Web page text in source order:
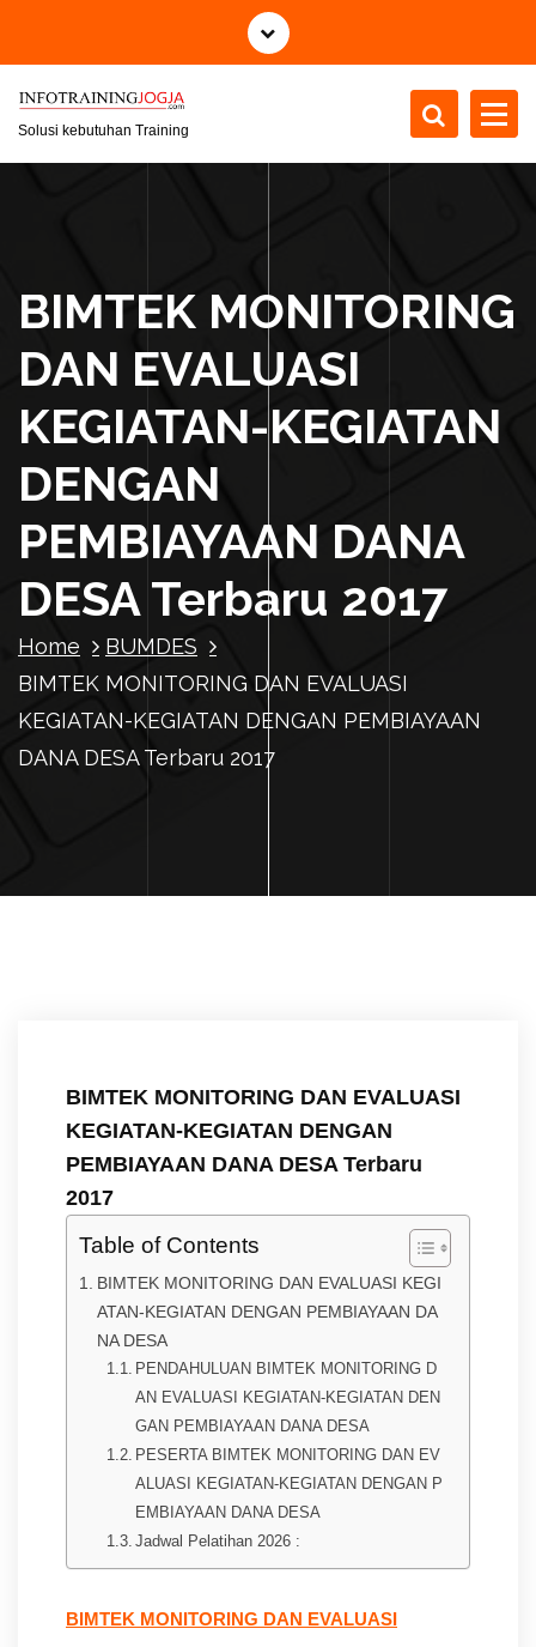
i
Solusi kebutuhan Training
BIMTEK MONITORING
DAN EVALUASI
KEGIATAN-KEGIATAN
DENGAN
PEMBIAYAAN DANA
DESA Terbaru 2017
Home
BUMDES
BIMTEK MONITORING DAN EVALUASI
KEGIATAN-KEGIATAN DENGAN PEMBIAYAAN
DANA DESA Terbaru 2017
BIMTEK MONITORING DAN EVALUASI
KEGIATAN-KEGIATAN DENGAN
PEMBIAYAAN DANA DESA Terbaru
2017
Table of Contents
BIMTEK MONITORING DAN EVALUASI KEGI
ATAN-KEGIATAN DENGAN PEMBIAYAAN DA
NA DESA
PENDAHULUAN BIMTEK MONITORING D
AN EVALUASI KEGIATAN-KEGIATAN DEN
GAN PEMBIAYAAN DANA DESA
PESERTA BIMTEK MONITORING DAN EV
ALUASI KEGIATAN-KEGIATAN DENGAN P
EMBIAYAAN DANA DESA
Jadwal Pelatihan 2026 :
BIMTEK MONITORING DAN EVALUASI